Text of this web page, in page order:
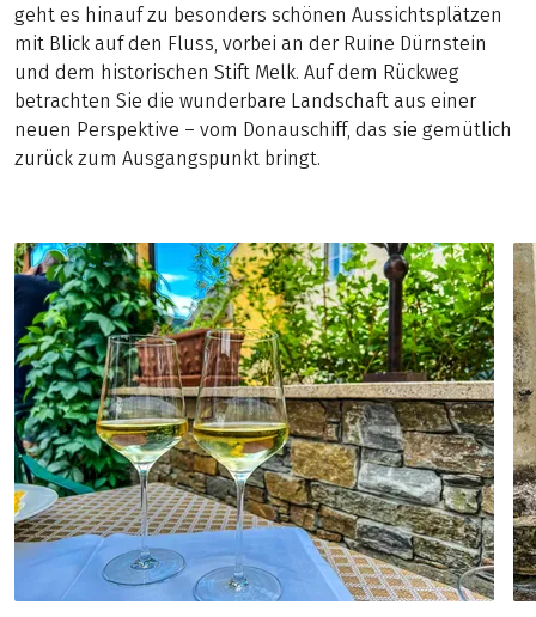
geht es hinauf zu besonders schönen Aussichtsplätzen
mit Blick auf den Fluss, vorbei an der Ruine Dürnstein
und dem historischen Stift Melk. Auf dem Rückweg
betrachten Sie die wunderbare Landschaft aus einer
neuen Perspektive – vom Donauschiff, das sie gemütlich
zurück zum Ausgangspunkt bringt.